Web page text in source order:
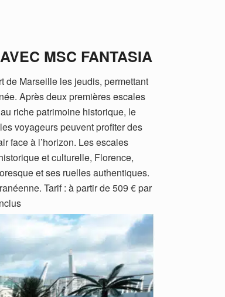
MSC FANTASIA
de Marseille les jeudis, permettant
Après deux premières escales
riche patrimoine historique, le
voyageurs peuvent profiter des
face à l’horizon. Les escales
et culturelle, Florence,
et ses ruelles authentiques.
Tarif : à partir de 509 € par